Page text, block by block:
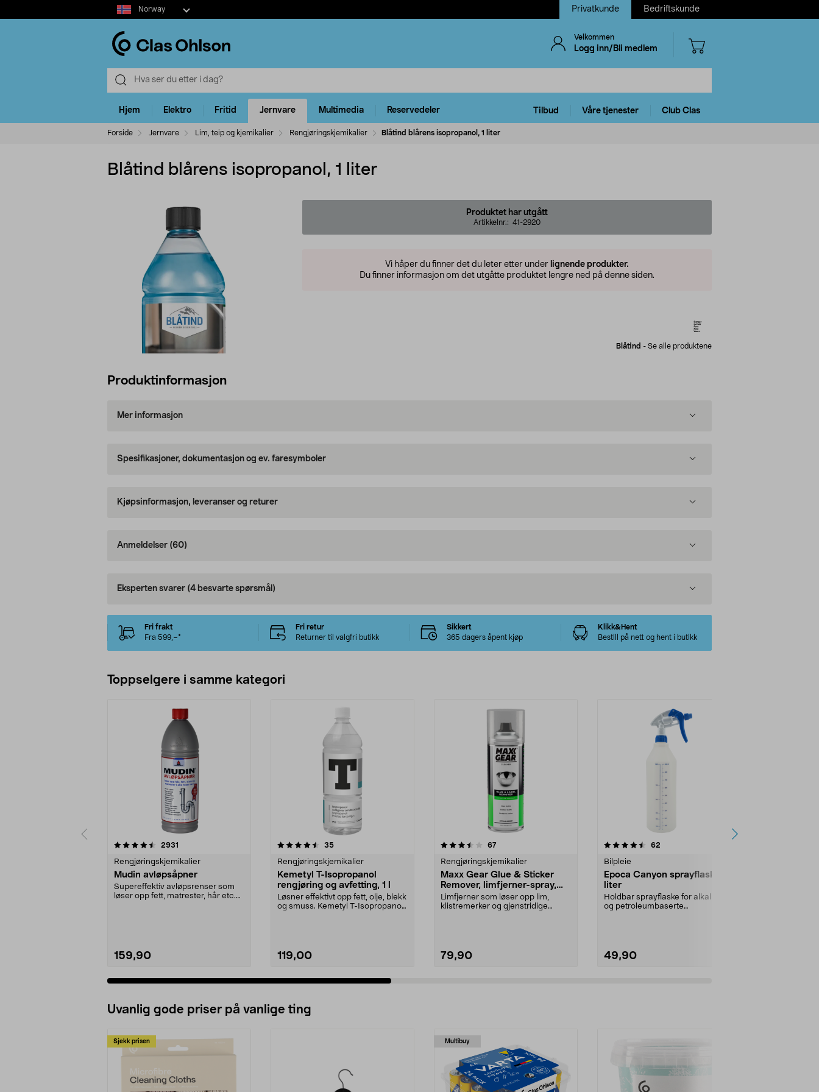
Select
market
Norway Privatkunde Bedriftskunde
Velkommen
Logg inn/Bli medlem
Hjem Elektro Fritid Jernvare Multimedia Reservedeler Tilbud Våre tjenester Club Clas
Forside Jernvare Lim, teip og kjemikalier Rengjøringskjemikalier Blåtind blårens isopropanol, 1 liter
Blåtind blårens isopropanol, 1 liter
Produktet har utgått
Artikkelnr.: 41-2920
Vi håper du finner det du leter etter under lignende produkter.
Du finner informasjon om det utgåtte produktet lengre ned på denne siden.
Blåtind - Se alle produktene
Produktinformasjon
Mer informasjon
Spesifikasjoner, dokumentasjon og ev. faresymboler
Kjøpsinformasjon, leveranser og returer
Anmeldelser (60)
Eksperten svarer (4 besvarte spørsmål)
Fri frakt
Fra 599,–*
Fri retur
Returner til valgfri butikk
Sikkert
365 dagers åpent kjøp
Klikk&Hent
Bestill på nett og hent i butikk
Toppselgere i samme kategori
2931
Rengjøringskjemikalier
Mudin avløpsåpner
Supereffektiv avløpsrenser som
løser opp fett, matrester, hår etc.
159,90
4.5 av 5 stjerner 35anmeldelser
Rengjøringskjemikalier
Kemetyl T-Isopropanol
rengjøring og avfetting, 1 l
Løsner effektivt opp fett, olje, blekk
og smuss. Kemetyl T-Isopropanol
119,00
3.5 av 5 stjerner 67anmeldelser
Rengjøringskjemikalier
Maxx Gear Glue & Sticker
Remover, limfjerner-spray,
200 ml
Limfjerner som løser opp lim,
klistremerker og gjenstridige
79,90
4.5 av 5 stjerner 62
Bilpleie
Epoca Canyon sprayflaske, 1
liter
Holdbar sprayflaske for alkaliske
og petroleumbaserte
49,90
4.5 av 5 stjerner
Uvanlig gode priser på vanlige ting
Sjekk prisen Multibuy